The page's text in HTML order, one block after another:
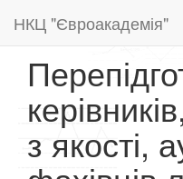
НКЦ "Євроакадемія"
з якості,